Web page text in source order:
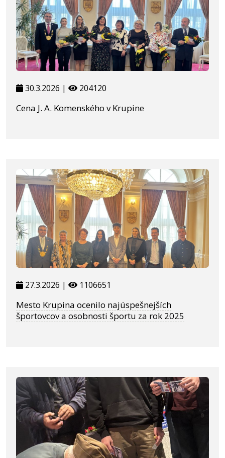
30.3.2026 | 204120
Cena J. A. Komenského v Krupine
27.3.2026 | 1106651
Mesto Krupina ocenilo najúspešnejších
športovcov a osobnosti športu za rok 2025